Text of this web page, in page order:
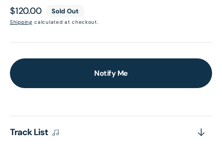
Regular
price
$120.00 Sold Out
Shipping calculated at checkout.
Notify Me
Track List